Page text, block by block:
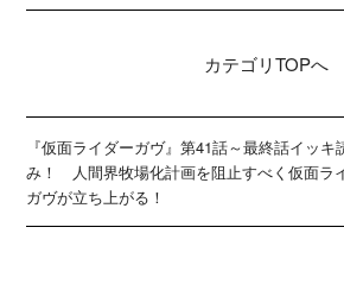
カテゴリTOPへ
『仮面ライダーガヴ』第41話～最終話イッキ
み！ 人間界牧場化計画を阻止すべく仮面ラ
ガヴが立ち上がる！